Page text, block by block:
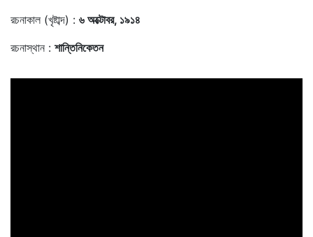
রচনাকাল (খৃষ্টাব্দ) : ৬ অক্টোবর, ১৯১৪
রচনাস্থান : শান্তিনিকেতন